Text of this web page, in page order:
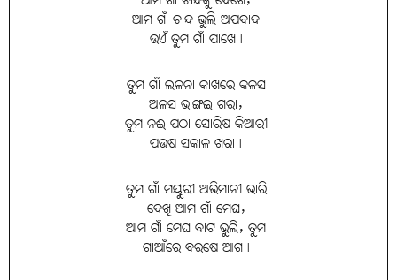
ଆମ ଗାଁ ଚାନ୍ଦ ଭୁଲି ଅପବାଦ
ଉଏଁ ତୁମ ଗାଁ ପାଖେ।
ତୁମ ଗାଁ ଲଳନା କାଖରେ କଳସ
ଅଳସ ଭାଙ୍ଗଇ ଗରା,
ତୁମ ନଈ ପଠା ସୋରିଷ କିଆରୀ
ପଉଷ ସକାଳ ଖରା।
ତୁମ ଗାଁ ମୟୁରୀ ଅଭିମାନୀ ଭାରି
ଦେଖି ଆମ ଗାଁ ମେଘ,
ଆମ ଗାଁ ମେଘ ବାଟ ଭୁଲି, ତୁମ
ଗାଆଁରେ ବରଷେ ଆଗ।